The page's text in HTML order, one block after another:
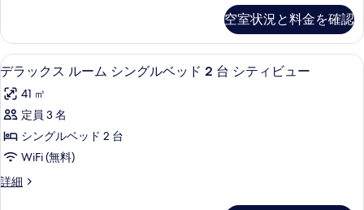
件
キ
ン
グ
ベ
ッ
ド
1
台
ス
ル
ー
キ
ン
ベ
ッ
1
空室状況と料金を確認
デ
ラ
ッ
ク
ス
ル
ー
デラックス ルーム シングルベッド
5
デラックス ルーム シングルベッド 2 台 シティビュー
41 ㎡
定員 3 名
シングルベッド 2 台
WiFi (無料)
詳細
デ